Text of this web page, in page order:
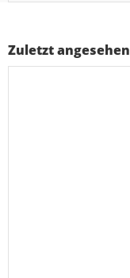
Zuletzt angesehen